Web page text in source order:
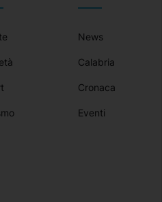
News
Calabria
Cronaca
Eventi